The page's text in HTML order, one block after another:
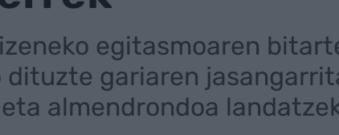
egitasmoaren
dituzte gariaren
almendrondoa